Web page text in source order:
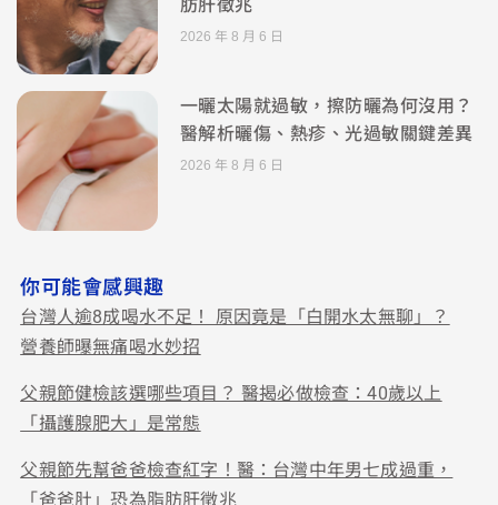
2026 年 8 月 6 日
一曬太陽就過敏，擦防曬為何沒用？
醫解析曬傷、熱疹、光過敏關鍵差異
2026 年 8 月 6 日
你可能會感興趣
台灣人逾8成喝水不足！ 原因竟是「白開水太無聊」？
營養師曝無痛喝水妙招
父親節健檢該選哪些項目？ 醫揭必做檢查：40歲以上
「攝護腺肥大」是常態
父親節先幫爸爸檢查紅字！醫：台灣中年男七成過重，
「爸爸肚」恐為脂肪肝徵兆